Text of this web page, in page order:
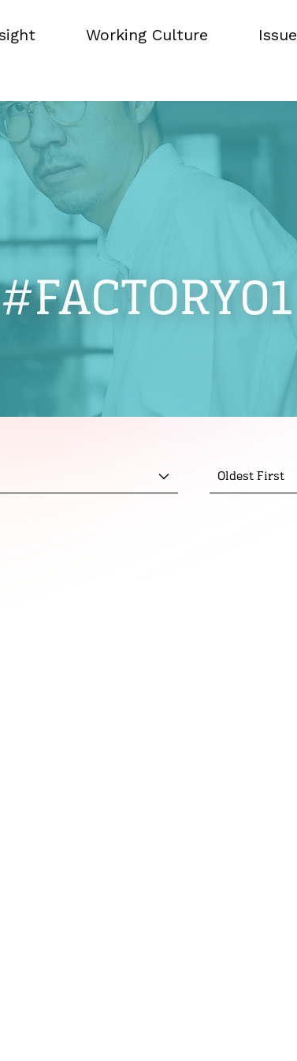
Working Culture
Issue
#FACTORY01
Oldest First